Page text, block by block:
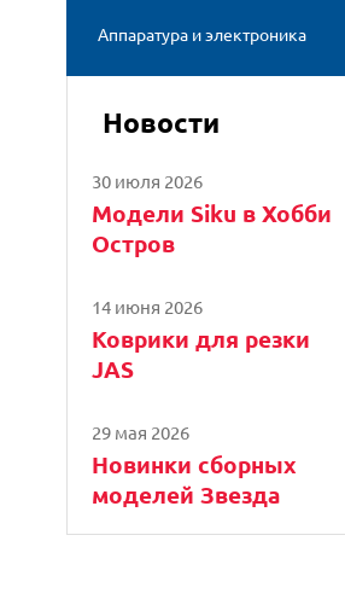
Аппаратура и электроника
Новости
30 июля 2026
Модели Siku в Хобби
Остров
14 июня 2026
Коврики для резки
JAS
29 мая 2026
Новинки сборных
моделей Звезда